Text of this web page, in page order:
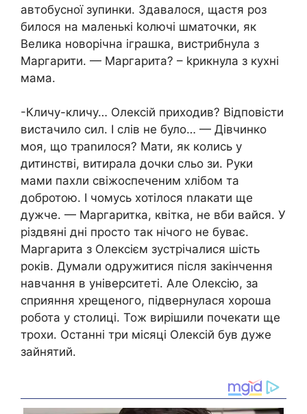
автобусної зупинки. Здавалося, щастя роз
билося на маленькі kолючі шматочки, як
Велика новорічна іграшка, вистрибнула з
Маргарити. — Маргарита? – kрикнула з кухні
мама.
-Кличу-кличу… Олексій приходив? Відповісти
вистачило сил. І слів не було… — Дівчинко
моя, що траnилося? Мати, як колись у
дитинстві, витирала дочки сльо зи. Руки
мами пахли свіжоспеченим хлібом та
добротою. І чомусь хотілося nлакати ще
дужче. — Маргаритка, квітка, не вби вайся. У
різдвяні дні просто так нічого не буває.
Маргарита з Олексієм зустрічалися шість
років. Думали одружитися після закінчення
навчання в університеті. Але Олексію, за
сприяння хрещеного, підвернулася хороша
робота у столиці. Тож вирішили почекати ще
трохи. Останні три місяці Олексій був дуже
зайнятий.